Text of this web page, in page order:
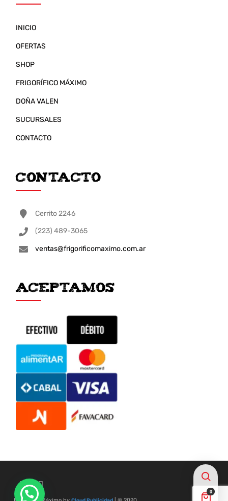
0
INICIO
OFERTAS
SHOP
FRIGORÍFICO MÁXIMO
DOÑA VALEN
SUCURSALES
CONTACTO
Contacto
Cerrito 2246
(223) 489-3065
ventas@frigorificomaximo.com.ar
ACEPTAMOS